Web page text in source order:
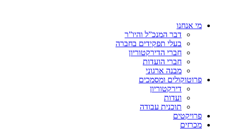
מי אנחנו
דבר המנכ”ל והיו”ר
בעלי תפקידים בחברה
חברי הדירקטוריון
חברי הועדות
מבנה ארגוני
פרוטוקולים ומסמכים
דירקטוריון
ועדות
תוכנית עבודה
פרויקטים
מכרזים